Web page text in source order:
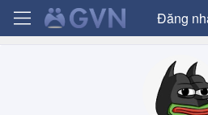
Đăng